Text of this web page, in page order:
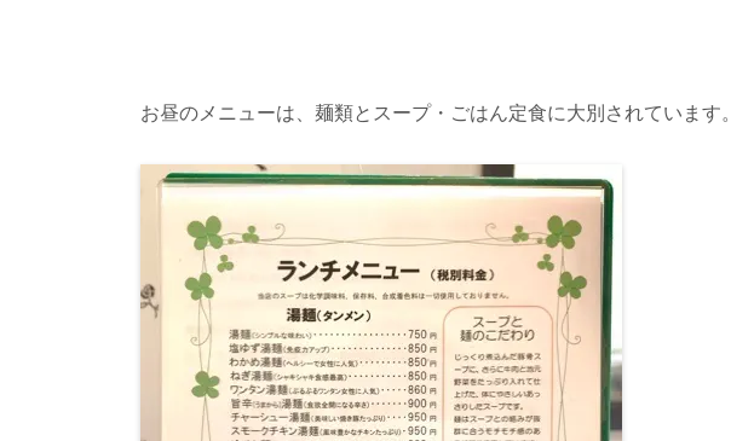
お昼のメニューは、麺類とスープ・ごはん定食に大別されています。